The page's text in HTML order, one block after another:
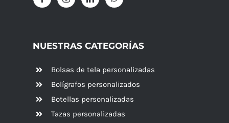
NUESTRAS CATEGORÍAS
Bolsas de tela personalizadas
Bolígrafos personalizados
Botellas personalizadas
Tazas personalizadas